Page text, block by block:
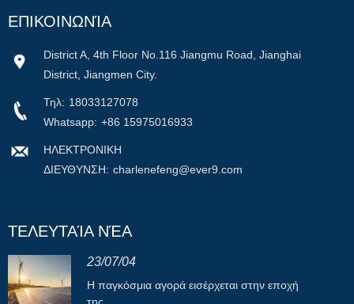
ΕΠΙΚΟΙΝΩΝΊΑ
District A, 4th Floor No.116 Jiangmu Road, Jianghai
District, Jiangmen City.
Τηλ: 18033127078
Whatsapp: +86 15975016933
ΗΛΕΚΤΡΟΝΙΚΗ
ΔΙΕΥΘΥΝΣΗ: charlenefeng@ever9.com
ΤΕΛΕΥΤΑΊΑ ΝΈΑ
23/07/04
Η παγκόσμια αγορά εισέρχεται στην εποχή
της...